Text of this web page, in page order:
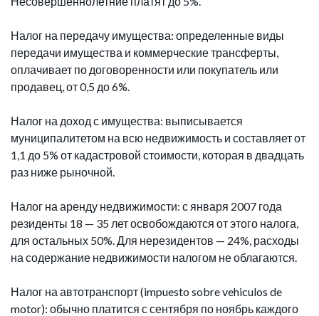
Налог на передачу имущества: определенные виды
передачи имущества и коммерческие трансферты,
оплачивает по договоренности или покупатель или
продавец, от 0,5 до 6%.
Налог на доход с имущества: выписывается
муниципалитетом на всю недвижимость и составляет от
1,1 до 5% от кадастровой стоимости, которая в двадцать
раз ниже рыночной.
Налог на аренду недвижимости: с января 2007 года
резиденты 18 — 35 лет освобождаются от этого налога,
для остальных 50%. Для нерезидентов — 24%, расходы
на содержание недвижимости налогом не облагаются.
Налог на автотранспорт (impuesto sobre vehiculos de
motor): обычно платится с сентября по ноябрь каждого